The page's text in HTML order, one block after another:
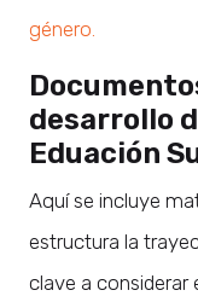
género.
desarrollo
Eduación
Aquí se incluye
estructura la
clave a considerar